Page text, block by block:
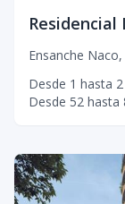
Residencial
Ensanche Naco,
Desde 1 hasta 2
Desde 52 hasta